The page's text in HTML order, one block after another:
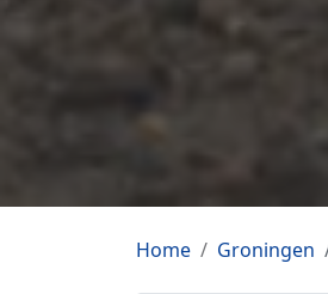
Home Groningen